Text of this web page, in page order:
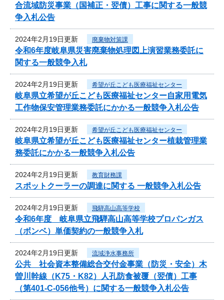
合流域防災事業（国補正・翌債）工事に関する一般競
争入札公告
2024年2月19日更新 廃棄物対策課
令和6年度岐阜県災害廃棄物処理図上演習業務委託に
関する一般競争入札
2024年2月19日更新 希望が丘こども医療福祉センター
岐阜県立希望が丘こども医療福祉センター自家用電気
工作物保安管理業務委託にかかる一般競争入札公告
2024年2月19日更新 希望が丘こども医療福祉センター
岐阜県立希望が丘こども医療福祉センター植栽管理業
務委託にかかる一般競争入札公告
2024年2月19日更新 教育財務課
スポットクーラーの調達に関する 一般競争入札公告
2024年2月19日更新 飛騨高山高等学校
令和6年度 岐阜県立飛騨高山高等学校プロパンガス
（ボンベ）単価契約の一般競争入札
2024年2月19日更新 流域浄水事務所
公共 社会資本整備総合交付金事業（防災・安全）木
曽川幹線（K75・K82）人孔防食被覆（翌債）工事
（第401-C-056他号）に関する一般競争入札公告